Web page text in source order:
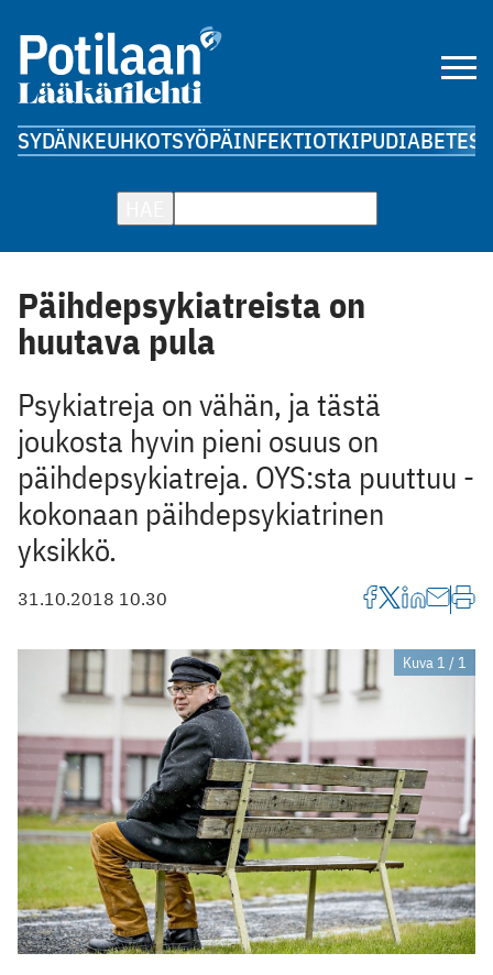
SYDÄNKEUHKOTSYÖPÄINFEKTIOTKIPUDIABETES
Päihdepsykiatreista on
huutava pula
Psykiatreja on vähän, ja tästä
joukosta hyvin pieni osuus on
päihde­psykiatreja. OYS:sta puuttuu ­
kokonaan ­päihdepsykiatrinen
yksikkö.
31.10.2018 10.30
Kuva 1 / 1